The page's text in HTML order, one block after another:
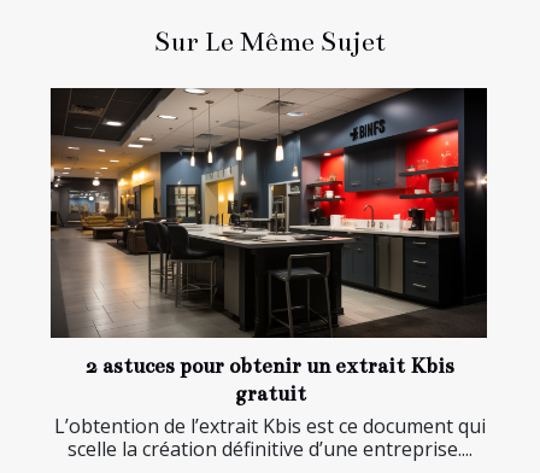
Sur Le Même Sujet
2 astuces pour obtenir un extrait Kbis
gratuit
L’obtention de l’extrait Kbis est ce document qui
scelle la création définitive d’une entreprise....